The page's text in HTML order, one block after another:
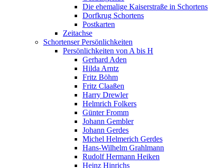
Die ehemalige Kaiserstraße in Schortens
Dorfkrug Schortens
Postkarten
Zeitachse
Schortenser Persönlichkeiten
Persönlichkeiten von A bis H
Gerhard Aden
Hilda Arntz
Fritz Böhm
Fritz Claaßen
Harry Drewler
Helmrich Folkers
Günter Fromm
Johann Gembler
Johann Gerdes
Michel Helmerich Gerdes
Hans-Wilhelm Grahlmann
Rudolf Hermann Heiken
Heinz Hinrichs